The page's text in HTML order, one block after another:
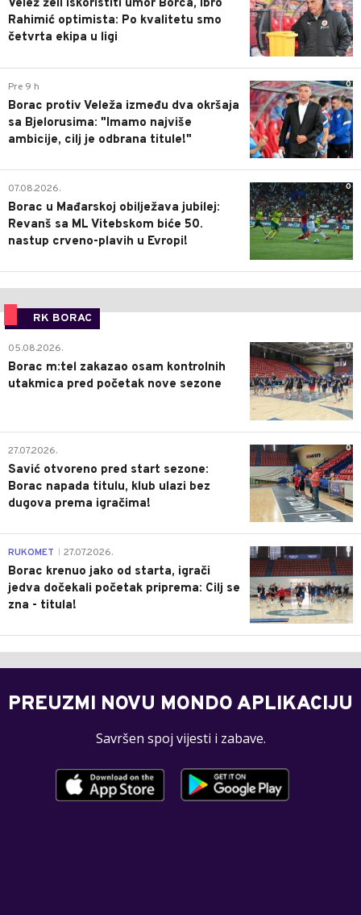
Velež želi iskoristiti umor Borca, Ibro
Rahimić optimista: Po kvalitetu smo
četvrta ekipa u ligi
0
Pre 9 h
Borac protiv Veleža između dva okršaja
sa Bjelorusima: "Imamo najviše
ambicije, cilj je odbrana titule!"
0
07.08.2026.
Borac u Mađarskoj obilježava jubilej:
Revanš sa ML Vitebskom biće 50.
nastup crveno-plavih u Evropi!
RK BORAC
0
05.08.2026.
Borac m:tel zakazao osam kontrolnih
utakmica pred početak nove sezone
0
27.07.2026.
Savić otvoreno pred start sezone:
Borac napada titulu, klub ulazi bez
dugova prema igračima!
0
RUKOMET 27.07.2026.
Borac krenuo jako od starta, igrači
jedva dočekali početak priprema: Cilj se
zna - titula!
PREUZMI NOVU MONDO APLIKACIJU
Savršen spoj vijesti i zabave.